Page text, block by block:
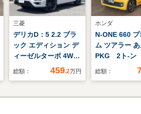
三菱
デリカD：5 2.2 ブラ
ック エディション デ
ィーゼルターボ 4WD
登録済未使用車 アラ
アモニター取付Pkg
総額： 459.2万円
ホンダ
N-ONE 660
ム ツアラー
PKG 2ト-ン
証 ワンオ-
オ DVD
総額：